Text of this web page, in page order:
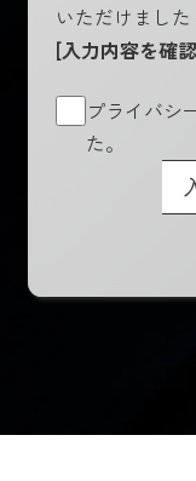
いただけまし
[入力内容を確
プライバシ
た。